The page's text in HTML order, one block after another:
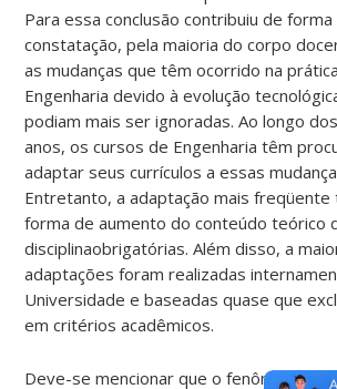
Para essa conclusão contribuiu de forma
constatação, pela maioria do corpo
as mudanças que têm ocorrido na
Engenharia devido à evolução
podiam mais ser ignoradas. Ao longo
anos, os cursos de Engenharia têm
adaptar seus currículos a essas
Entretanto, a adaptação mais freqüente
forma de aumento do conteúdo teórico
disciplinaobrigatórias. Além disso, a
adaptações foram realizadas
Universidade e baseadas quase que
em critérios acadêmicos.
Deve-se mencionar que o fenômeno